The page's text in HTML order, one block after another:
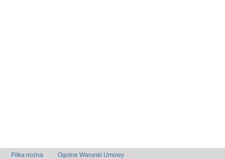
Piłka nożna Ogolne Warunki Umowy